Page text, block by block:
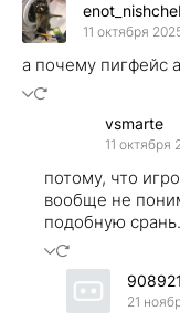
11 октября
а почему пигфейс
vsmarte
11 октября
потому, что
вообще не
подобную срань.
21